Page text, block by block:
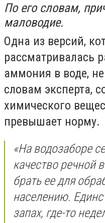
По его словам,
маловодие.
Одна из версий,
рассматривалась
аммония в воде,
словам эксперта,
химического
превышает норму.
«На водозаборе
качество речной
брать ее для
населению.
запах, где-то